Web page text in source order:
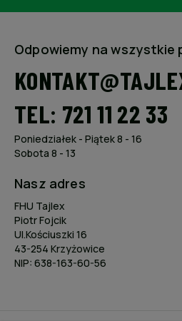
Odpowiemy na wszystkie
TEL: 721 11 22 33
Poniedziałek - Piątek 8 - 16
Sobota 8 - 13
Nasz adres
FHU Tajlex
Piotr Fojcik
Ul.Kościuszki 16
43-254 Krzyżowice
NIP: 638-163-60-56